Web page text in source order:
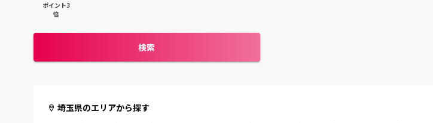
ポイント3
倍
検索
埼玉県のエリアから探す